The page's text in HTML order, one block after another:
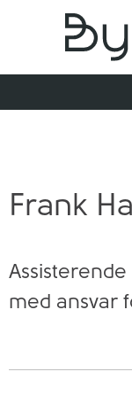
Frank
med ansvar